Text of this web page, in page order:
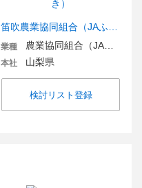
業種
本社 山梨県
検討リスト登録